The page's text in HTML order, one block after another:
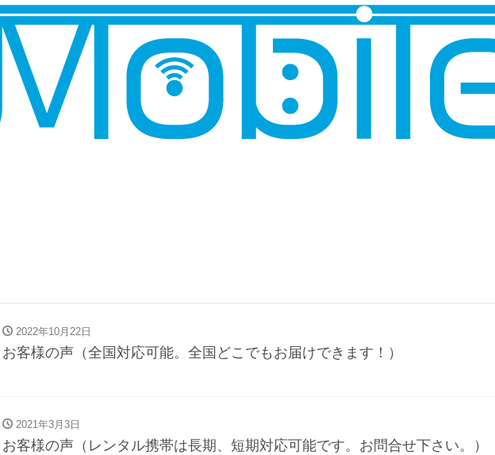
2022年10月22日
お客様の声（全国対応可能。全国どこでもお届けできます！）
2021年3月3日
お客様の声（レンタル携帯は長期、短期対応可能です。お問合せ下さい。）